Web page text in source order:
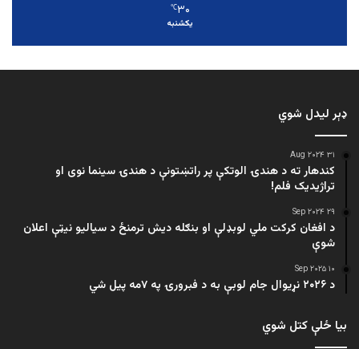
۳۰℃
یکشنبه
ډېر لیدل شوي
۳۱ Aug ۲۰۲۴
کندهار ته د هندۍ الوتکې پر راتښتونې د هندۍ سینما نوی او
تراژيديک فلم!
۲۹ Sep ۲۰۲۴
د افغان کرکت ملي لوبډلې او بنګله دیش ترمنځ د سیالیو نیټې اعلان
شوې
۱۰ Sep ۲۰۲۵
د ۲۰۲۶ نړیوال جام لوبې به د فبرورۍ په ۷مه پیل شي
بیا ځلې کتل شوي